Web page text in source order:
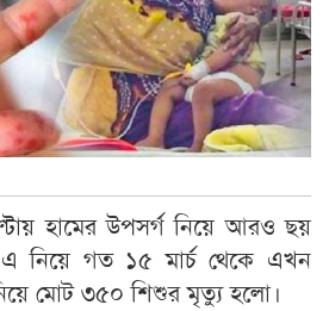
হামের উপসর্গ নিয়ে আরও ছয়
নিয়ে গত ১৫ মার্চ থেকে এখন
মোট ৩৫০ শিশুর মৃত্যু হলো।